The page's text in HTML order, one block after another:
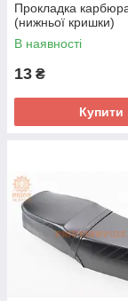
Прокладка
(нижньої кришки)
В наявності
13 ₴
Купити